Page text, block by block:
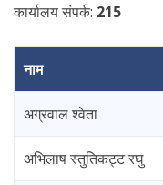
कार्यालय संपर्क: 215
नाम
अग्रवाल श्वेता
अभिलाष स्तुतिकट्ट रघु